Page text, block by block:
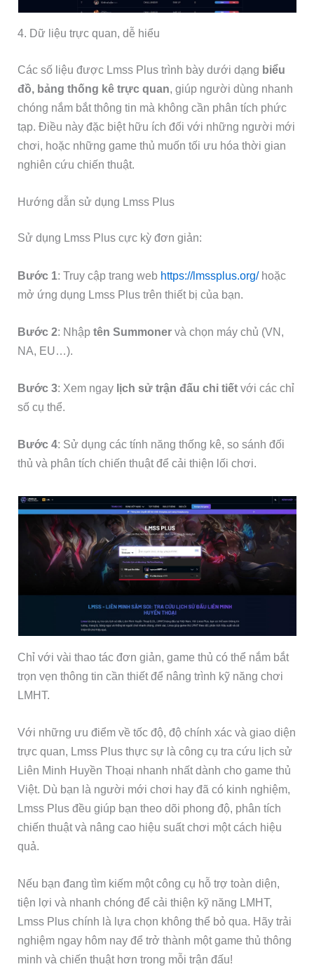
4. Dữ liệu trực quan, dễ hiểu
Các số liệu được Lmss Plus trình bày dưới dạng biểu
đồ, bảng thống kê trực quan , giúp người dùng nhanh
chóng nắm bắt thông tin mà không cần phân tích phức
tạp. Điều này đặc biệt hữu ích đối với những người mới
chơi, hoặc những game thủ muốn tối ưu hóa thời gian
nghiên cứu chiến thuật.
Hướng dẫn sử dụng Lmss Plus
Sử dụng Lmss Plus cực kỳ đơn giản:
Bước 1: Truy cập trang web https://lmssplus.org/hoặc
mở ứng dụng Lmss Plus trên thiết bị của bạn.
Bước 2: Nhậptên Summoner và chọn máy chủ (VN,
NA, EU…).
Bước 3: Xem ngay lịch sử trận đấu chi tiết với các chỉ
số cụ thể.
Bước 4: Sử dụng các tính năng thống kê, so sánh đối
thủ và phân tích chiến thuật để cải thiện lối chơi.
Chỉ với vài thao tác đơn giản, game thủ có thể nắm bắt
trọn vẹn thông tin cần thiết để nâng trình kỹ năng chơi
LMHT.
Với những ưu điểm về tốc độ, độ chính xác và giao diện
trực quan, Lmss Plus thực sự là công cụ tra cứu lịch sử
Liên Minh Huyền Thoại nhanh nhất dành cho game thủ
Việt. Dù bạn là người mới chơi hay đã có kinh nghiệm,
Lmss Plus đều giúp bạn theo dõi phong độ, phân tích
chiến thuật và nâng cao hiệu suất chơi một cách hiệu
quả.
Nếu bạn đang tìm kiếm một công cụ hỗ trợ toàn diện,
tiện lợi và nhanh chóng để cải thiện kỹ năng LMHT,
Lmss Plus chính là lựa chọn không thể bỏ qua. Hãy trải
nghiệm ngay hôm nay để trở thành một game thủ thông
minh và chiến thuật hơn trong mỗi trận đấu!